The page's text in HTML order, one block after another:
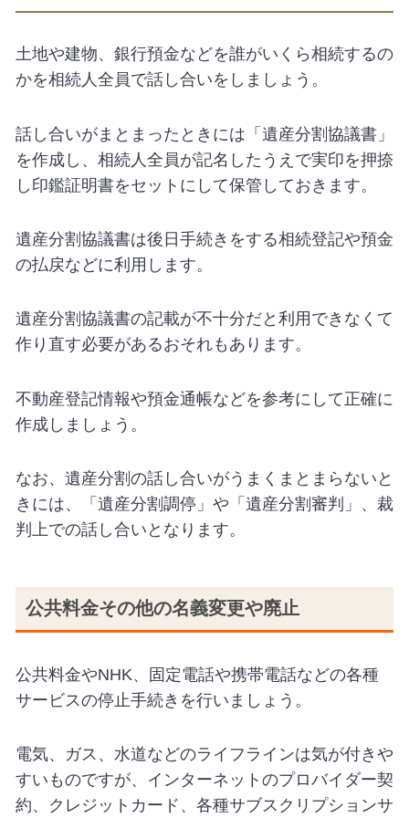
土地や建物、銀行預金などを誰がいくら相続するの
かを相続人全員で話し合いをしましょう。
話し合いがまとまったときには「遺産分割協議書」
を作成し、相続人全員が記名したうえで実印を押捺
し印鑑証明書をセットにして保管しておきます。
遺産分割協議書は後日手続きをする相続登記や預金
の払戻などに利用します。
遺産分割協議書の記載が不十分だと利用できなくて
作り直す必要があるおそれもあります。
不動産登記情報や預金通帳などを参考にして正確に
作成しましょう。
なお、遺産分割の話し合いがうまくまとまらないと
きには、「遺産分割調停」や「遺産分割審判」、裁
判上での話し合いとなります。
公共料金その他の名義変更や廃止
公共料金やNHK、固定電話や携帯電話などの各種
サービスの停止手続きを行いましょう。
電気、ガス、水道などのライフラインは気が付きや
すいものですが、インターネットのプロバイダー契
約、クレジットカード、各種サブスクリプションサ